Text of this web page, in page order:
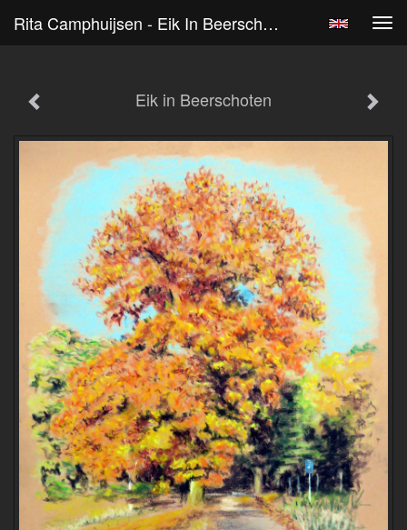
Rita Camphuijsen - Eik In Beerschoten
Eik in Beerschoten